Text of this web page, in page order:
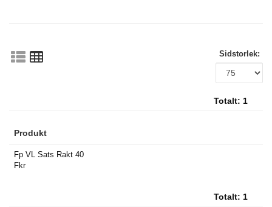
Sidstorlek:
Totalt: 1
Produkt
Fp VL Sats Rakt 40
Fkr
Totalt: 1